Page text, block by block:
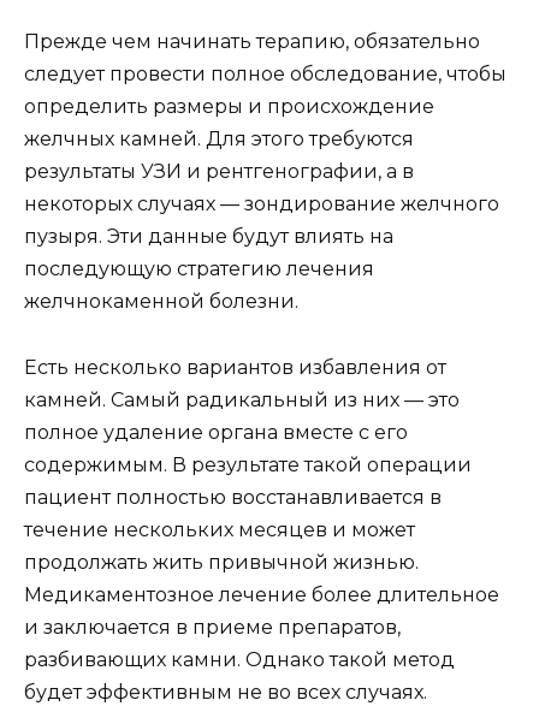
Прежде чем начинать терапию, обязательно
следует провести полное обследование, чтобы
определить размеры и происхождение
желчных камней. Для этого требуются
результаты УЗИ и рентгенографии, а в
некоторых случаях — зондирование желчного
пузыря. Эти данные будут влиять на
последующую стратегию лечения
желчнокаменной болезни.
Есть несколько вариантов избавления от
камней. Самый радикальный из них — это
полное удаление органа вместе с его
содержимым. В результате такой операции
пациент полностью восстанавливается в
течение нескольких месяцев и может
продолжать жить привычной жизнью.
Медикаментозное лечение более длительное
и заключается в приеме препаратов,
разбивающих камни. Однако такой метод
будет эффективным не во всех случаях.